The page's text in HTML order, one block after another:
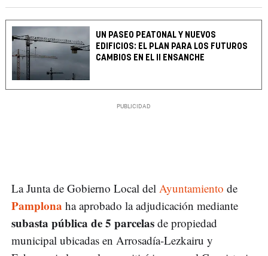
UN PASEO PEATONAL Y NUEVOS
EDIFICIOS: EL PLAN PARA LOS FUTUROS
CAMBIOS EN EL II ENSANCHE
La Junta de Gobierno Local del Ayuntamiento de
Pamplona ha aprobado la adjudicación mediante
subasta pública de 5 parcelas de propiedad
municipal ubicadas en Arrosadía-Lezkairu y